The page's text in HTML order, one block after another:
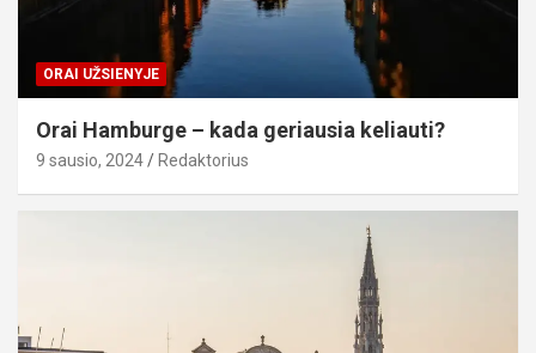
ORAI UŽSIENYJE
Orai Hamburge – kada geriausia keliauti?
9 sausio, 2024 Redaktorius